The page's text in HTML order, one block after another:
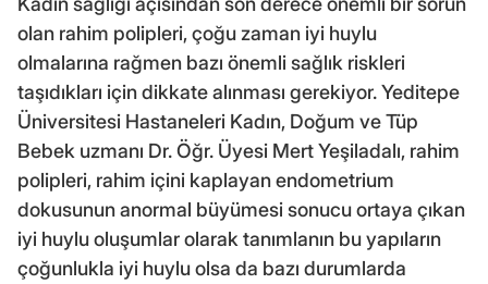
olan rahim polipleri, çoğu zaman iyi huylu
olmalarına rağmen bazı önemli sağlık riskleri
taşıdıkları için dikkate alınması gerekiyor. Yeditepe
Üniversitesi Hastaneleri Kadın, Doğum ve Tüp
Bebek uzmanı Dr. Öğr. Üyesi Mert Yeşiladalı, rahim
polipleri, rahim içini kaplayan endometrium
dokusunun anormal büyümesi sonucu ortaya çıkan
iyi huylu oluşumlar olarak tanımlanın bu yapıların
çoğunlukla iyi huylu olsa da bazı durumlarda